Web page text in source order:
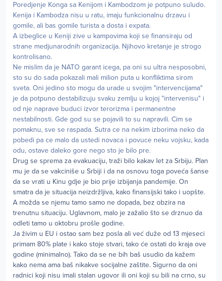
Poredjenje Konga sa Kenijom i Kambodzom je potpuno suludo.
Kenija i Kambodza nisu u ratu, imaju funkcionalnu drzavu i
gomile, ali bas gomile turista a dosta i expata.
A izbeglice u Keniji zive u kampovima koji se finansiraju od
strane medjunarodnih organizacija. Njihovo kretanje je strogo
kontrolisano.
Ne mislim da je NATO garant icega, pa oni su ultra nesposobni,
sto su do sada pokazali mali milion puta u konfliktima sirom
sveta. Oni jedino sto mogu da urade u svojim "intervencijama"
je da potpuno destabilizuju svaku zemlju u kojoj "intervenisu" i
od nje naprave buduci izvor terorizma i permanentne
nestabilnosti. Gde god su se pojavili to su napravili. Cim se
pomaknu, sve se raspada. Sutra ce na nekim izborima neko da
pobedi pa ce malo da ustedi novaca i povuce neku vojsku, kada
odu, ostave daleko gore nego sto je bilo pre.
Drug se sprema za evakuaciju, traži bilo kakav let za Srbiju. Plan
mu je da se vakciniše u Srbiji i da na osnovu toga poveća šanse
da se vrati u Kinu gdje je bio prije izbijanja pandemije. On
smatra da je situacija neizdržljiva, kako finansijski tako i uopšte.
A možda se njemu tamo samo ne dopada, bez obzira na
trenutnu situaciju. Uglavnom, malo je zažalio što se drznuo da
odleti tamo u oktobru prošle godine.
Ja živim u EU i ostao sam bez posla ali već duže od 13 mjeseci
primam 80% plate i kako stoje stvari, tako će ostati do kraja ove
godine (minimalno). Tako da se ne bih baš usudio da kažem
kako nema ama baš nikakve socijalne zaštite. Sigurno da oni
radnici koji nisu imali stalan ugovor ili oni koji su bili na crno, su